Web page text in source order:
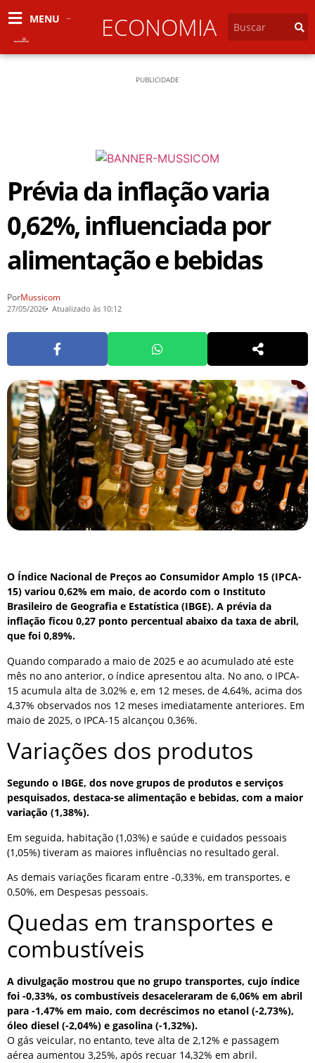
MENU ECONOMIA
PUBLICIDADE
Prévia da inflação varia
0,62%, influenciada por
alimentação e bebidas
PorMussicom
27/05/2026 Atualizado às 10:12
O Índice Nacional de Preços ao Consumidor Amplo 15 (IPCA-
15) variou 0,62% em maio, de acordo com o Instituto
Brasileiro de Geografia e Estatística (IBGE). A prévia da
inflação ficou 0,27 ponto percentual abaixo da taxa de abril,
que foi 0,89%.
Quando comparado a maio de 2025 e ao acumulado até este
mês no ano anterior, o índice apresentou alta. No ano, o IPCA-
15 acumula alta de 3,02% e, em 12 meses, de 4,64%, acima dos
4,37% observados nos 12 meses imediatamente anteriores. Em
maio de 2025, o IPCA-15 alcançou 0,36%.
Variações dos produtos
Segundo o IBGE, dos nove grupos de produtos e serviços
pesquisados, destaca-se alimentação e bebidas, com a maior
variação (1,38%).
Em seguida, habitação (1,03%) e saúde e cuidados pessoais
(1,05%) tiveram as maiores influências no resultado geral.
As demais variações ficaram entre -0,33%, em transportes, e
0,50%, em Despesas pessoais.
Quedas em transportes e
combustíveis
A divulgação mostrou que no grupo transportes, cujo índice
foi -0,33%, os combustíveis desaceleraram de 6,06% em abril
para -1,47% em maio, com decréscimos no etanol (-2,73%),
óleo diesel (-2,04%) e gasolina (-1,32%).
O gás veicular, no entanto, teve alta de 2,12% e passagem
aérea aumentou 3,25%, após recuar 14,32% em abril.